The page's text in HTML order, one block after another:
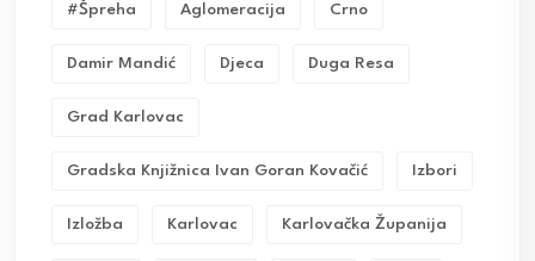
#Špreha Aglomeracija Crno
Damir Mandić Djeca Duga Resa
Grad Karlovac
Gradska Knjižnica Ivan Goran Kovačić Izbori
Izložba Karlovac Karlovačka Županija